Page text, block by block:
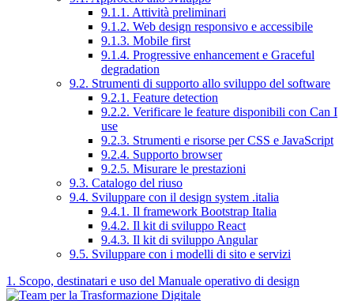
9.1.1. Attività preliminari
9.1.2. Web design responsivo e accessibile
9.1.3. Mobile first
9.1.4. Progressive enhancement e Graceful
degradation
9.2. Strumenti di supporto allo sviluppo del software
9.2.1. Feature detection
9.2.2. Verificare le feature disponibili con Can I
use
9.2.3. Strumenti e risorse per CSS e JavaScript
9.2.4. Supporto browser
9.2.5. Misurare le prestazioni
9.3. Catalogo del riuso
9.4. Sviluppare con il design system .italia
9.4.1. Il framework Bootstrap Italia
9.4.2. Il kit di sviluppo React
9.4.3. Il kit di sviluppo Angular
9.5. Sviluppare con i modelli di sito e servizi
1. Scopo, destinatari e uso del Manuale operativo di design